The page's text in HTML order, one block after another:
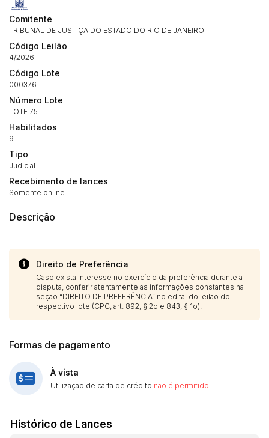
Comitente
TRIBUNAL DE JUSTIÇA DO ESTADO DO RIO DE JANEIRO
Código Leilão
4/2026
Código Lote
000376
Número Lote
LOTE 75
Habilitados
9
Tipo
Judicial
Recebimento de lances
Somente online
Descrição
Direito de Preferência
Caso exista interesse no exercício da preferência durante a
disputa, conferir atentamente as informações constantes na
seção “DIREITO DE PREFERÊNCIA” no edital do leilão do
respectivo lote (CPC, art. 892, § 2o e 843, § 1o).
Formas de pagamento
À vista
Utilização de carta de crédito não é permitido.
Histórico de Lances
14/04/2025 18:43:11 TIAGOFELIPE